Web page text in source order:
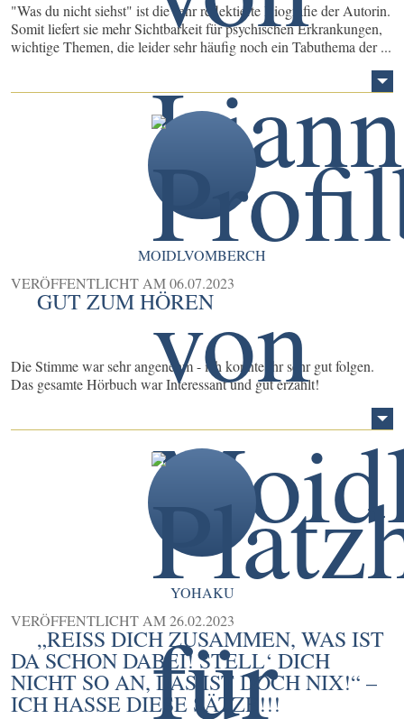
"Was du nicht siehst" ist die sehr reflektierte Biografie der Autorin.
Somit liefert sie mehr Sichtbarkeit für psychischen Erkrankungen,
wichtige Themen, die leider sehr häufig noch ein Tabuthema der ...
MOIDLVOMBERCH
VERÖFFENTLICHT AM06.07.2023
GUT ZUM HÖREN
Die Stimme war sehr angenehm - ich konnte ihr sehr gut folgen.
Das gesamte Hörbuch war Interessant und gut erzählt!
YOHAKU
VERÖFFENTLICHT AM26.02.2023
„REISS DICH ZUSAMMEN, WAS IST D
A SCHON DABEI! STELL‘ DICH N
ICHT SO AN, DAS IST DOCH NIX!“ – I
CH HASSE DIESE SÄTZE!!!